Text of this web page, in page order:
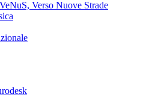
Verso Nuove Strade